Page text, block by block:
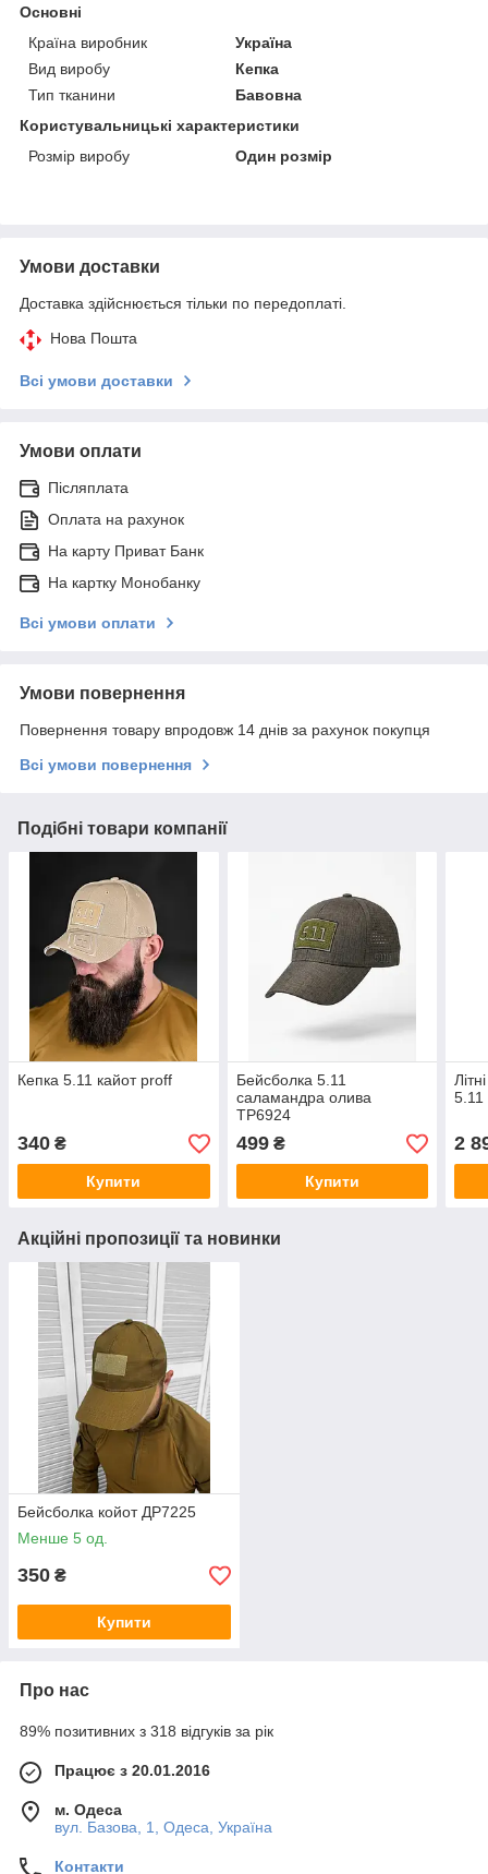
Основні
Країна виробник
Україна
Вид виробу
Кепка
Тип тканини
Бавовна
Користувальницькі характеристики
Розмір виробу
Один розмір
Умови доставки
Доставка здійснюється тільки по передоплаті.
Нова Пошта
Всі умови доставки
Умови оплати
Післяплата
Оплата на рахунок
На карту Приват Банк
На картку Монобанку
Всі умови оплати
Умови повернення
Повернення товару впродовж 14 днів за рахунок покупця
Всі умови повернення
Подібні товари компанії
Кепка 5.11 кайот proff
340 ₴
Купити
Бейсболка 5.11
саламандра олива
ТР6924
499₴
Купити
5.11
2
Акційні пропозиції та новинки
Бейсболка койот ДР7225
Менше 5 од.
350 ₴
Купити
Про нас
89% позитивних з 318 відгуків за рік
Працює з 20.01.2016
м. Одеса
вул. Базова, 1, Одеса, Україна
Контакти